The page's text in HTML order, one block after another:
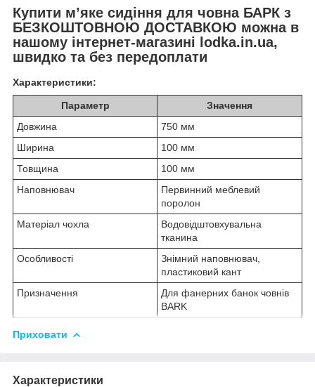
Купити м’яке сидіння для човна БАРК з
БЕЗКОШТОВНОЮ ДОСТАВКОЮ можна в
нашому інтернет-магазині lodka.in.ua,
швидко та без передоплати
Характеристики:
Параметр
Значення
Довжина
750 мм
Ширина
100 мм
Товщина
100 мм
Наповнювач
Первинний меблевий
поролон
Матеріал чохла
Водовідштовхувальна
тканина
Особливості
Знімний наповнювач,
пластиковий кант
Призначення
Для фанерних банок човнів
BARK
Приховати
Характеристики